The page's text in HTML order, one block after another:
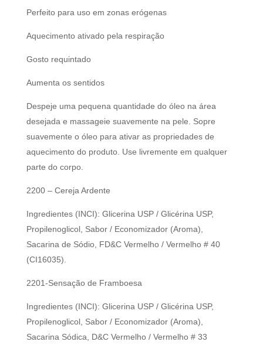
Perfeito para uso em zonas erógenas
Aquecimento ativado pela respiração
Gosto requintado
Aumenta os sentidos
Despeje uma pequena quantidade do óleo na área
desejada e massageie suavemente na pele. Sopre
suavemente o óleo para ativar as propriedades de
aquecimento do produto. Use livremente em qualquer
parte do corpo.
2200 – Cereja Ardente
Ingredientes (INCI): Glicerina USP / Glicérina USP,
Propilenoglicol, Sabor / Economizador (Aroma),
Sacarina de Sódio, FD&C Vermelho / Vermelho # 40
(CI16035).
2201-Sensação de Framboesa
Ingredientes (INCI): Glicerina USP / Glicérina USP,
Propilenoglicol, Sabor / Economizador (Aroma),
Sacarina Sódica, D&C Vermelho / Vermelho # 33